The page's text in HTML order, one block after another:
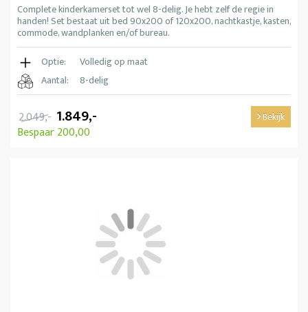
Complete kinderkamerset tot wel 8-delig. Je hebt zelf de regie in
handen! Set bestaat uit bed 90x200 of 120x200, nachtkastje, kasten,
commode, wandplanken en/of bureau.
Optie:
Volledig op maat
Aantal:
8-delig
2.049,- 1.849,-
Bespaar 200,00
Bekijk